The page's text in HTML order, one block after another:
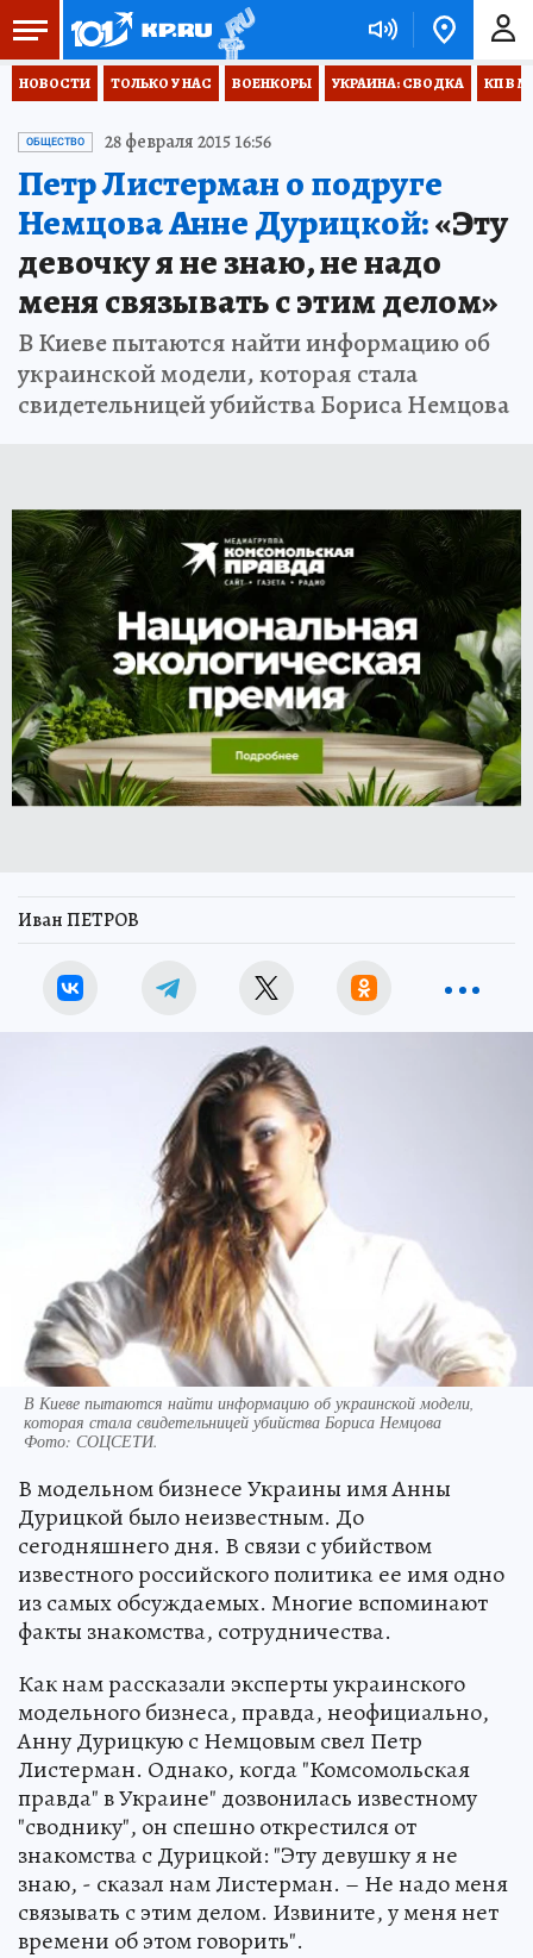
НОВОСТИ ТОЛЬКО У НАС ВОЕНКОРЫ УКРАИНА: СВОДКА КП В
ОБЩЕСТВО 28 февраля 2015 16:56
Петр Листерман о подруге
Немцова Анне Дурицкой:«Эту
девочку я не знаю, не надо
меня связывать с этим делом»
В Киеве пытаются найти информацию об
украинской модели, которая стала
свидетельницей убийства Бориса Немцова
Иван ПЕТРОВ
В Киеве пытаются найти информацию об украинской модели,
которая стала свидетельницей убийства Бориса Немцова
Фото: СОЦСЕТИ.
В модельном бизнесе Украины имя Анны
Дурицкой было неизвестным. До
сегодняшнего дня. В связи с убийством
известного российского политика ее имя одно
из самых обсуждаемых. Многие вспоминают
факты знакомства, сотрудничества.
Как нам рассказали эксперты украинского
модельного бизнеса, правда, неофициально,
Анну Дурицкую с Немцовым свел Петр
Листерман. Однако, когда "Комсомольская
правда" в Украине" дозвонилась известному
"своднику", он спешно открестился от
знакомства с Дурицкой: "Эту девушку я не
знаю, - сказал нам Листерман. – Не надо меня
связывать с этим делом. Извините, у меня нет
времени об этом говорить".